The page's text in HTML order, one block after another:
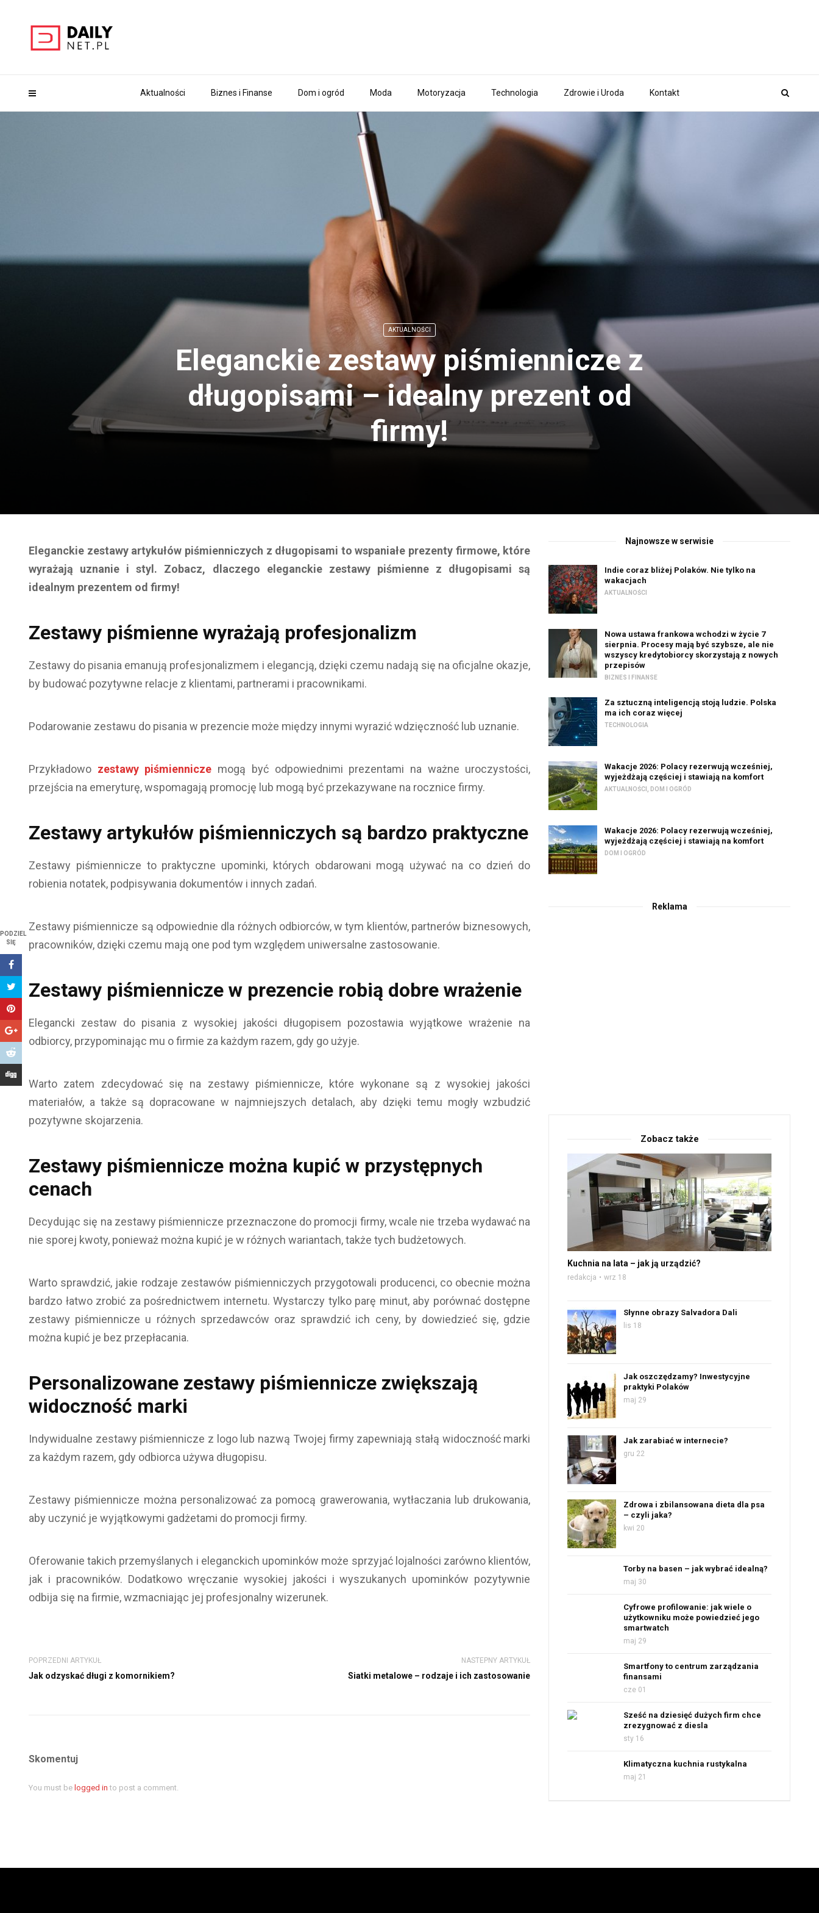
Aktualności Biznes i Finanse Dom i ogród Moda Motoryzacja Technologia Zdrowie i Uroda Kontakt
AKTUALNOŚCI
Eleganckie zestawy piśmiennicze z
długopisami – idealny prezent od
firmy!
PODZIEL
SIĘ
Eleganckie zestawy artykułów piśmienniczych z długopisami to wspaniałe prezenty firmowe, które
wyrażają uznanie i styl. Zobacz, dlaczego eleganckie zestawy piśmienne z długopisami są
idealnym prezentem od firmy!
Zestawy piśmienne wyrażają profesjonalizm
Zestawy do pisania emanują profesjonalizmem i elegancją, dzięki czemu nadają się na oficjalne okazje,
by budować pozytywne relacje z klientami, partnerami i pracownikami.
Podarowanie zestawu do pisania w prezencie może między innymi wyrazić wdzięczność lub uznanie.
Przykładowo zestawy piśmiennicze mogą być odpowiednimi prezentami na ważne uroczystości,
przejścia na emeryturę, wspomagają promocję lub mogą być przekazywane na rocznice firmy.
Zestawy artykułów piśmienniczych są bardzo praktyczne
Zestawy piśmiennicze to praktyczne upominki, których obdarowani mogą używać na co dzień do
robienia notatek, podpisywania dokumentów i innych zadań.
Zestawy piśmiennicze są odpowiednie dla różnych odbiorców, w tym klientów, partnerów biznesowych,
pracowników, dzięki czemu mają one pod tym względem uniwersalne zastosowanie.
Zestawy piśmiennicze w prezencie robią dobre wrażenie
Elegancki zestaw do pisania z wysokiej jakości długopisem pozostawia wyjątkowe wrażenie na
odbiorcy, przypominając mu o firmie za każdym razem, gdy go użyje.
Warto zatem zdecydować się na zestawy piśmiennicze, które wykonane są z wysokiej jakości
materiałów, a także są dopracowane w najmniejszych detalach, aby dzięki temu mogły wzbudzić
pozytywne skojarzenia.
Zestawy piśmiennicze można kupić w przystępnych
cenach
Decydując się na zestawy piśmiennicze przeznaczone do promocji firmy, wcale nie trzeba wydawać na
nie sporej kwoty, ponieważ można kupić je w różnych wariantach, także tych budżetowych.
Warto sprawdzić, jakie rodzaje zestawów piśmienniczych przygotowali producenci, co obecnie można
bardzo łatwo zrobić za pośrednictwem internetu. Wystarczy tylko parę minut, aby porównać dostępne
zestawy piśmiennicze u różnych sprzedawców oraz sprawdzić ich ceny, by dowiedzieć się, gdzie
można kupić je bez przepłacania.
Personalizowane zestawy piśmiennicze zwiększają
widoczność marki
Indywidualne zestawy piśmiennicze z logo lub nazwą Twojej firmy zapewniają stałą widoczność marki
za każdym razem, gdy odbiorca używa długopisu.
Zestawy piśmiennicze można personalizować za pomocą grawerowania, wytłaczania lub drukowania,
aby uczynić je wyjątkowymi gadżetami do promocji firmy.
Oferowanie takich przemyślanych i eleganckich upominków może sprzyjać lojalności zarówno klientów,
jak i pracowników. Dodatkowo wręczanie wysokiej jakości i wyszukanych upominków pozytywnie
odbija się na firmie, wzmacniając jej profesjonalny wizerunek.
POPRZEDNI ARTYKUŁ
Jak odzyskać długi z komornikiem?
NASTEPNY ARTYKUŁ
Siatki metalowe – rodzaje i ich zastosowanie
Skomentuj
You must be logged in to post a comment.
Najnowsze w serwisie
Indie coraz bliżej Polaków. Nie tylko na
wakacjach
AKTUALNOŚCI
Nowa ustawa frankowa wchodzi w życie 7
sierpnia. Procesy mają być szybsze, ale nie
wszyscy kredytobiorcy skorzystają z nowych
przepisów
BIZNES I FINANSE
Za sztuczną inteligencją stoją ludzie. Polska
ma ich coraz więcej
TECHNOLOGIA
Wakacje 2026: Polacy rezerwują wcześniej,
wyjeżdżają częściej i stawiają na komfort
AKTUALNOŚCI DOM I OGRÓD
Wakacje 2026: Polacy rezerwują wcześniej,
wyjeżdżają częściej i stawiają na komfort
DOM I OGRÓD
Reklama
Zobacz także
Kuchnia na lata – jak ją urządzić?
redakcja wrz 18
Słynne obrazy Salvadora Dali
lis 18
Jak oszczędzamy? Inwestycyjne
praktyki Polaków
maj 29
Jak zarabiać w internecie?
gru 22
Zdrowa i zbilansowana dieta dla psa
– czyli jaka?
kwi 20
Torby na basen – jak wybrać idealną?
maj 30
Cyfrowe profilowanie: jak wiele o
użytkowniku może powiedzieć jego
smartwatch
maj 29
Smartfony to centrum zarządzania
finansami
cze 01
Sześć na dziesięć dużych firm chce
zrezygnować z diesla
sty 16
Klimatyczna kuchnia rustykalna
maj 21